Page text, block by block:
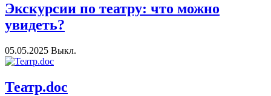
Экскурсии по театру: что можно
увидеть?
05.05.2025 Выкл.
Театр.doc